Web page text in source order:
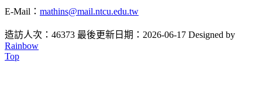
E-Mail： mathins@mail.ntcu.edu.tw
造訪人次：46373 最後更新日期：2026-06-17 Designed by
Rainbow
Top